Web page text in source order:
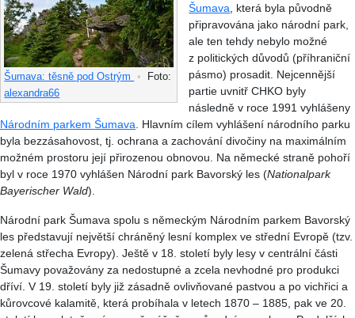
Šumava: těsně pod Ostrým •
Foto:
alexandra66
Šumava , která byla původně
připravována jako národní park,
ale ten tehdy nebylo možné
z politických důvodů (příhraniční
pásmo) prosadit. Nejcennější
partie uvnitř CHKO byly
následně v roce 1991 vyhlášeny
Národním parkem Šumava . Hlavním cílem vyhlášení národního parku
byla bezzásahovost, tj. ochrana a zachování divočiny na maximálním
možném prostoru její přirozenou obnovou. Na německé straně pohoří
byl v roce 1970 vyhlášen Národní park Bavorský les (Nationalpark
Bayerischer Wald).
Národní park Šumava spolu s německým Národním parkem Bavorský
les představují největší chráněný lesní komplex ve střední Evropě (tzv.
zelená střecha Evropy). Ještě v 18. století byly lesy v centrální části
Šumavy považovány za nedostupné a zcela nevhodné pro produkci
dříví. V 19. století byly již zásadně ovlivňované pastvou a po vichřici a
kůrovcové kalamitě, která probíhala v letech 1870 – 1885, pak ve 20.